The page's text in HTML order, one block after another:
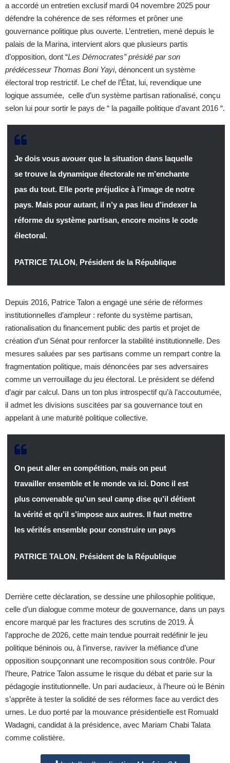
a accordé un entretien exclusif mardi 04 novembre 2025 pour
défendre la cohérence de ses réformes et prôner une
gouvernance politique plus ouverte. L’entretien, mené depuis le
palais de la Marina, intervient alors que plusieurs partis
d’opposition, dont “Les Démocrates” présidé par son
prédécesseur Thomas Boni Yayi, dénoncent un système
électoral trop restrictif. Le chef de l’État, lui, revendique une
logique assumée, celle d’un système partisan rationalisé, conçu
selon lui pour sortir le pays de “ la pagaille politique d’avant 2016 “.
Je dois vous avouer que la situation dans laquelle
se trouve la dynamique électorale ne m’enchante
pas du tout. Elle porte préjudice à l’image de notre
pays. Mais pour autant, il n’y a pas lieu d’indexer la
réforme du système partisan, encore moins le code
électoral.
PATRICE TALON, Président de la République
Depuis 2016, Patrice Talon a engagé une série de réformes
institutionnelles d’ampleur : refonte du système partisan,
rationalisation du financement public des partis et projet de
création d’un Sénat pour renforcer la stabilité institutionnelle. Des
mesures saluées par ses partisans comme un rempart contre la
fragmentation politique, mais dénoncées par ses adversaires
comme un verrouillage du jeu électoral. Le président se défend
d’agir par calcul. Dans un ton plus introspectif qu’à l’accoutumée,
il admet les divisions suscitées par sa gouvernance tout en
appelant à une maturité politique collective.
On peut aller en compétition, mais on peut
travailler ensemble et le monde va ici. Donc il est
plus convenable qu’un seul camp dise qu’il détient
la vérité et qu’il s’impose aux autres. Il faut mettre
les vérités ensemble pour construire un pays
PATRICE TALON, Président de la République
Derrière cette déclaration, se dessine une philosophie politique,
celle d’un dialogue comme moteur de gouvernance, dans un pays
encore marqué par les fractures des scrutins de 2019. À
l’approche de 2026, cette main tendue pourrait redéfinir le jeu
politique béninois ou, à l’inverse, raviver la méfiance d’une
opposition soupçonnant une recomposition sous contrôle. Pour
l’heure, Patrice Talon assume le risque du débat et parie sur la
pédagogie institutionnelle. Un pari audacieux, à l’heure où le Bénin
s’apprête à tester la solidité de ses réformes face au verdict des
urnes. Le duo porté par la mouvance présidentielle est Romuald
Wadagni, candidat à la présidence, avec Mariam Chabi Talata
comme colistière.